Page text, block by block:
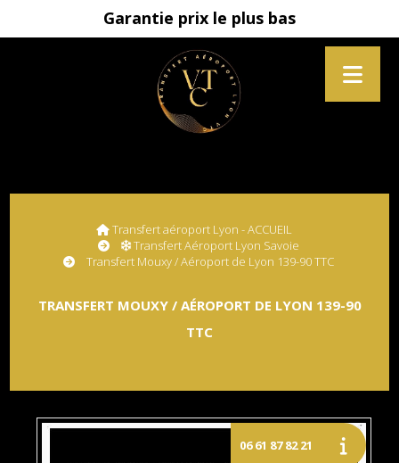
Garantie prix le plus bas
Transfert aéroport Lyon - ACCUEIL
Transfert Aéroport Lyon Savoie
Transfert Mouxy / Aéroport de Lyon 139-90 TTC
TRANSFERT MOUXY / AÉROPORT DE LYON 139-90
TTC